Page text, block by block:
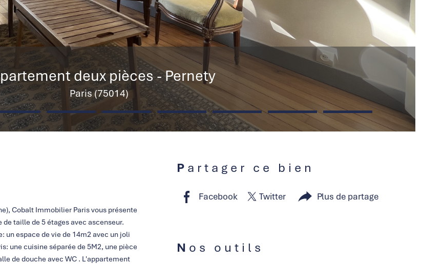
deux pièces - Pernety
Paris (75014)
Cobalt Immobilier Paris vous présente
taille de 5 étages avec ascenseur.
un espace de vie de 14m2 avec un joli
une cuisine séparée de 5M2, une pièce
de douche avec WC . L'appartement
Partager ce bien
Facebook Twitter Plus de partage
Nos outils